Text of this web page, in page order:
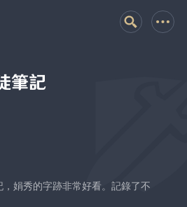
筆記
娟秀的字跡非常好看。記錄了不